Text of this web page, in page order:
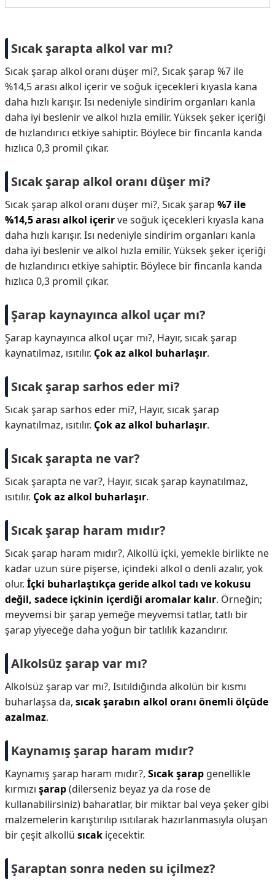
Sıcak şarapta alkol var mı?
Sıcak şarap alkol oranı düşer mi?, Sıcak şarap %7 ile
%14,5 arası alkol içerir ve soğuk içecekleri kıyasla kana
daha hızlı karışır. Isı nedeniyle sindirim organları kanla
daha iyi beslenir ve alkol hızla emilir. Yüksek şeker içeriği
de hızlandırıcı etkiye sahiptir. Böylece bir fincanla kanda
hızlıca 0,3 promil çıkar.
Sıcak şarap alkol oranı düşer mi?
Sıcak şarap alkol oranı düşer mi?, Sıcak şarap %7 ile
%14,5 arası alkol içerirve soğuk içecekleri kıyasla kana
daha hızlı karışır. Isı nedeniyle sindirim organları kanla
daha iyi beslenir ve alkol hızla emilir. Yüksek şeker içeriği
de hızlandırıcı etkiye sahiptir. Böylece bir fincanla kanda
hızlıca 0,3 promil çıkar.
Şarap kaynayınca alkol uçar mı?
Şarap kaynayınca alkol uçar mı?, Hayır, sıcak şarap
kaynatılmaz, ısıtılır. Çok az alkol buharlaşır.
Sıcak şarap sarhos eder mi?
Sıcak şarap sarhos eder mi?, Hayır, sıcak şarap
kaynatılmaz, ısıtılır. Çok az alkol buharlaşır.
Sıcak şarapta ne var?
Sıcak şarapta ne var?, Hayır, sıcak şarap kaynatılmaz,
ısıtılır. Çok az alkol buharlaşır.
Sıcak şarap haram mıdır?
Sıcak şarap haram mıdır?, Alkollü içki, yemekle birlikte ne
kadar uzun süre pişerse, içindeki alkol o denli azalır, yok
olur. İçki buharlaştıkça geride alkol tadı ve kokusu
değil, sadece içkinin içerdiği aromalar kalır. Örneğin;
meyvemsi bir şarap yemeğe meyvemsi tatlar, tatlı bir
şarap yiyeceğe daha yoğun bir tatlılık kazandırır.
Alkolsüz şarap var mı?
Alkolsüz şarap var mı?, Isıtıldığında alkolün bir kısmı
buharlaşsa da, sıcak şarabın alkol oranı önemli ölçüde
azalmaz.
Kaynamış şarap haram mıdır?
Kaynamış şarap haram mıdır?, Sıcak şarap genellikle
kırmızı şarap(dilerseniz beyaz ya da rose de
kullanabilirsiniz) baharatlar, bir miktar bal veya şeker gibi
malzemelerin karıştırılıp ısıtılarak hazırlanmasıyla oluşan
bir çeşit alkollü sıcak içecektir.
Şaraptan sonra neden su içilmez?